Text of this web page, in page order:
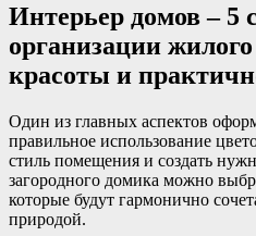
Интерьер домов – 5
организации
красоты и
Один из главных аспектов
правильное использование
стиль помещения и создать
загородного домика можно
которые будут гармонично
природой.